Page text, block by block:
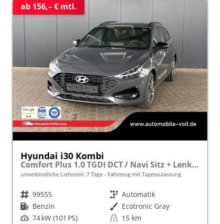
ab 156,– € mtl.
Hyundai i30 Kombi
Comfort Plus 1.0 TGDI DCT / Navi Sitz + Lenkradheizung PDC V&H Kamera LED Alu 17"
unverbindliche Lieferzeit: 7 Tage Fahrzeug mit Tageszulassung
Fahrzeugnr. 99555 Getriebe Automatik
Kraftstoff Benzin Außenfarbe Ecotronic Gray
Leistung 74 kW (101 PS) Kilometerstand 15 km